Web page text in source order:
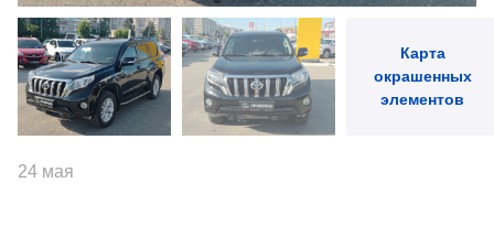
Карта
окрашенных
элементов
24 мая